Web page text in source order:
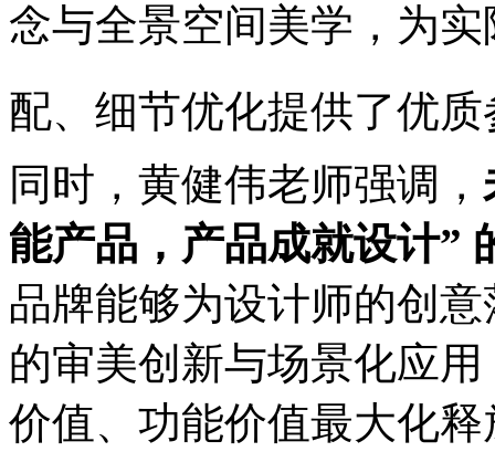
念与全景空间美学，为
配、细节优化提供了优质
同时，黄健伟老师强调，
能产品，产品成就设计”
品牌能够为设计师的创
的审美创新与场景化应
价值、功能价值最大化